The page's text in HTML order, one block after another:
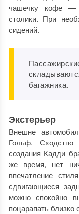
чашечку кофе —
столики. При
сидений.
багажника.
Экстерьер
Внешне
Гольф.
создания Кадди
же время, нет
впечатление
сдвигающиеся
можно спокойно
поцарапать